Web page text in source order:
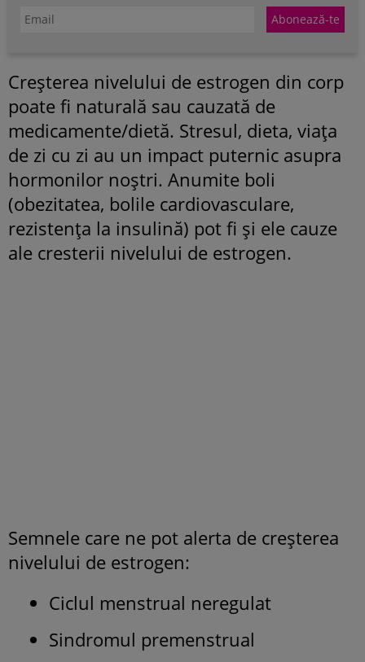
Creșterea nivelului de estrogen din corp
poate fi naturală sau cauzată de
medicamente/dietă. Stresul, dieta, viața
de zi cu zi au un impact puternic asupra
hormonilor noștri. Anumite boli
(obezitatea, bolile cardiovasculare,
rezistența la insulină) pot fi și ele cauze
ale cresterii nivelului de estrogen.
Semnele care ne pot alerta de creșterea
nivelului de estrogen:
Ciclul menstrual neregulat
Sindromul premenstrual